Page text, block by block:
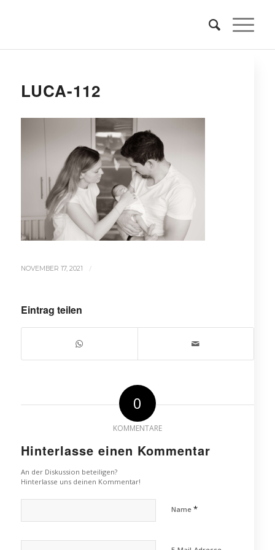
LUCA-112
NOVEMBER 17, 2021 /
Eintrag teilen
0
KOMMENTARE
Hinterlasse einen Kommentar
An der Diskussion beteiligen?
Hinterlasse uns deinen Kommentar!
Name *